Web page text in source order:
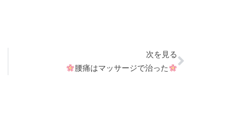
次を見る
腰痛はマッサージで治った